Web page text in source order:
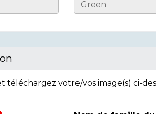
téléchargez votre/vos image(s) ci-